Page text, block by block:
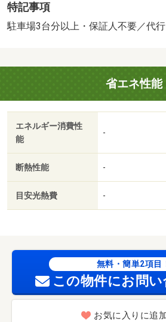
有料、更新手数料：１６５００円（
必要 保証会社：プラザ賃貸保証／
ー／駐車３台可／プロパンガス／礼
特記事項
駐車場3台分以上・保証人不要／代行
省エネ性能
エネルギー消費性
能
-
断熱性能 -
目安光熱費 -
無料・簡単2項目
この物件にお問
お気に入りに追